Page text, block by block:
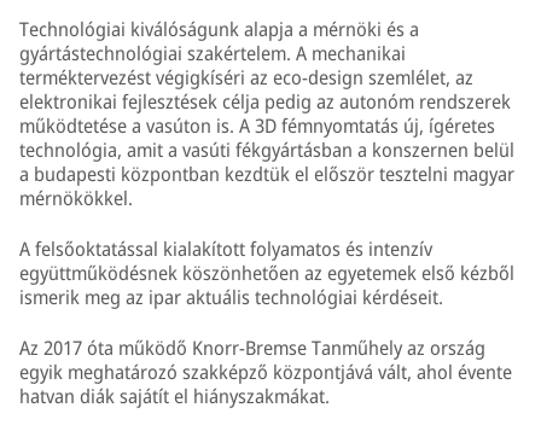
Technológiai kiválóságunk alapja a mérnöki és a
gyártástechnológiai szakértelem. A mechanikai
terméktervezést végigkíséri az eco-design szemlélet, az
elektronikai fejlesztések célja pedig az autonóm rendszerek
működtetése a vasúton is. A 3D fémnyomtatás új, ígéretes
technológia, amit a vasúti fékgyártásban a konszernen belül
a budapesti központban kezdtük el először tesztelni magyar
mérnökökkel.
A felsőoktatással kialakított folyamatos és intenzív
együttműködésnek köszönhetően az egyetemek első kézből
ismerik meg az ipar aktuális technológiai kérdéseit.
Az 2017 óta működő Knorr-Bremse Tanműhely az ország
egyik meghatározó szakképző központjává vált, ahol évente
hatvan diák sajátít el hiányszakmákat.